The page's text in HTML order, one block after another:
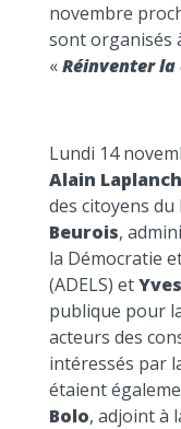
novembre
sont organisés
«Réinventer
Lundi 14
Alain
des citoyens
Beurois,
la Démocratie
(ADELS) et
publique pour
acteurs des
intéressés par
étaient
Bolo, adjoint à